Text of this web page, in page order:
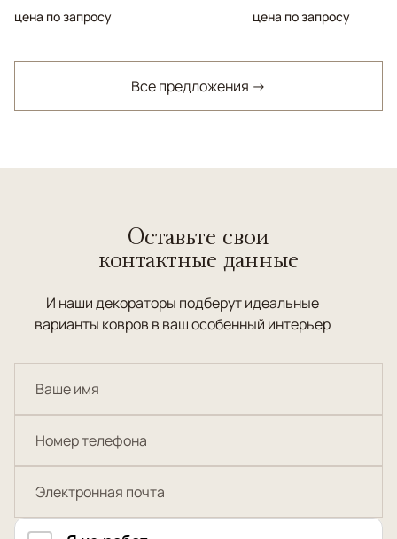
цена по запросу
цена по запросу
Все предложения →
Оставьте свои
контактные данные
И наши декораторы подберут идеальные
варианты ковров в ваш особенный интерьер